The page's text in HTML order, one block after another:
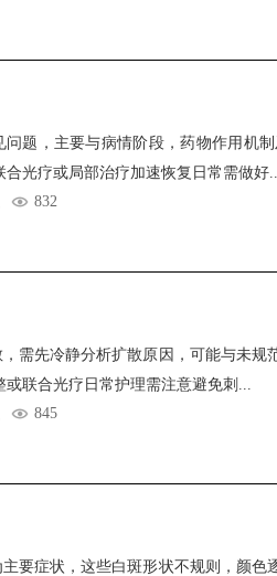
题，主要与病情阶段，药物作用机
光疗或局部治疗加速恢复日常需做好...
832
需先冷静分析扩散原因，可能与未
联合光疗日常护理需注意避免刺...
845
要症状，这些白斑形状不规则，颜色